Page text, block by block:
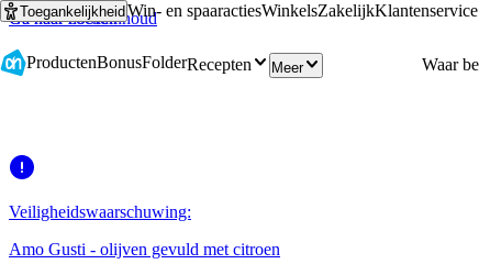
Ga naar hoofdinhoud
Ga naar zoeken
ToegankelijkheidWin- en spaaractiesWinkelsZakelijkKlantenservice
ProductenBonusFolderRecepten Meer
Veiligheidswaarschuwing:
Amo Gusti - olijven gevuld met citroen